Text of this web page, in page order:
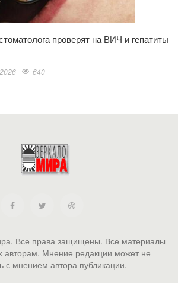
проверят на ВИЧ и гепатиты
640
Все права защищены. Все материалы
авторам. Мнение редакции может не
с мнением автора публикации.